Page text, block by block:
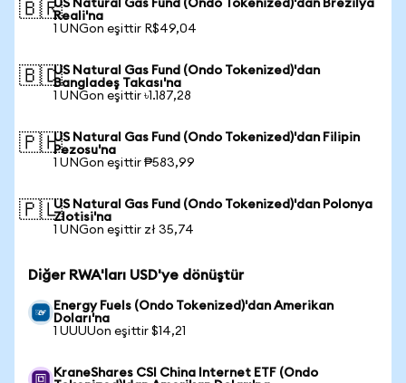
🇧🇷US Natural Gas Fund (Ondo Tokenized)'dan Brezilya
Reali'na
1 UNGon eşittir R$49,04
🇧🇩US Natural Gas Fund (Ondo Tokenized)'dan
Bangladeş Takası'na
1 UNGon eşittir ৳1.187,28
🇵🇭US Natural Gas Fund (Ondo Tokenized)'dan Filipin
Pezosu'na
1 UNGon eşittir ₱583,99
🇵🇱US Natural Gas Fund (Ondo Tokenized)'dan Polonya
Zlotisi'na
1 UNGon eşittir zł 35,74
Diğer RWA'ları USD'ye dönüştür
Energy Fuels (Ondo Tokenized)'dan Amerikan
Doları'na
1 UUUUon eşittir $14,21
KraneShares CSI China Internet ETF (Ondo